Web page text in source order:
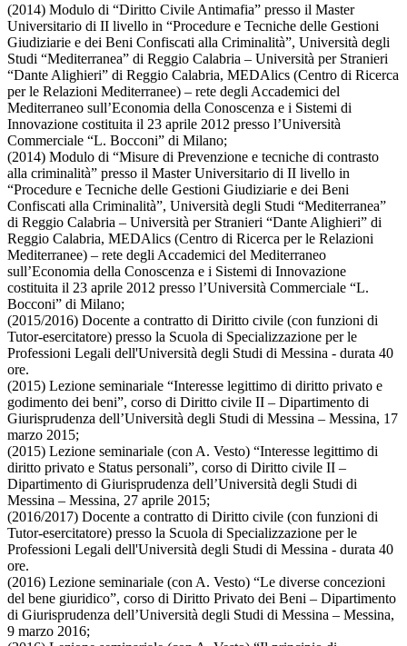
(2014) Modulo di “Diritto Civile Antimafia” presso il Master
Universitario di II livello in “Procedure e Tecniche delle Gestioni
Giudiziarie e dei Beni Confiscati alla Criminalità”, Università degli
Studi “Mediterranea” di Reggio Calabria – Università per Stranieri
“Dante Alighieri” di Reggio Calabria, MEDAlics (Centro di Ricerca
per le Relazioni Mediterranee) – rete degli Accademici del
Mediterraneo sull’Economia della Conoscenza e i Sistemi di
Innovazione costituita il 23 aprile 2012 presso l’Università
Commerciale “L. Bocconi” di Milano;
(2014) Modulo di “Misure di Prevenzione e tecniche di contrasto
alla criminalità” presso il Master Universitario di II livello in
“Procedure e Tecniche delle Gestioni Giudiziarie e dei Beni
Confiscati alla Criminalità”, Università degli Studi “Mediterranea”
di Reggio Calabria – Università per Stranieri “Dante Alighieri” di
Reggio Calabria, MEDAlics (Centro di Ricerca per le Relazioni
Mediterranee) – rete degli Accademici del Mediterraneo
sull’Economia della Conoscenza e i Sistemi di Innovazione
costituita il 23 aprile 2012 presso l’Università Commerciale “L.
Bocconi” di Milano;
(2015/2016) Docente a contratto di Diritto civile (con funzioni di
Tutor-esercitatore) presso la Scuola di Specializzazione per le
Professioni Legali dell'Università degli Studi di Messina - durata 40
ore.
(2015) Lezione seminariale “Interesse legittimo di diritto privato e
godimento dei beni”, corso di Diritto civile II – Dipartimento di
Giurisprudenza dell’Università degli Studi di Messina – Messina, 17
marzo 2015;
(2015) Lezione seminariale (con A. Vesto) “Interesse legittimo di
diritto privato e Status personali”, corso di Diritto civile II –
Dipartimento di Giurisprudenza dell’Università degli Studi di
Messina – Messina, 27 aprile 2015;
(2016/2017) Docente a contratto di Diritto civile (con funzioni di
Tutor-esercitatore) presso la Scuola di Specializzazione per le
Professioni Legali dell'Università degli Studi di Messina - durata 40
ore.
(2016) Lezione seminariale (con A. Vesto) “Le diverse concezioni
del bene giuridico”, corso di Diritto Privato dei Beni – Dipartimento
di Giurisprudenza dell’Università degli Studi di Messina – Messina,
9 marzo 2016;